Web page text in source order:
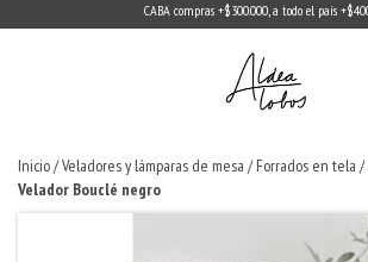
CABA compras +$300.000, a todo el país
Inicio/Veladores y lámparas de mesa / Forrados en tela /
Velador Bouclé negro